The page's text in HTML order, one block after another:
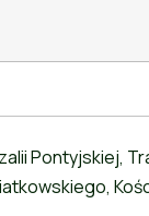
Pontyjskiej,